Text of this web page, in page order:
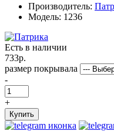
Производитель:
Модель: 1236
Есть в наличии
733р.
размер покрывала
-
+
Купить